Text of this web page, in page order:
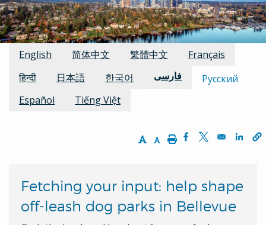
Доступные переводы
English 简体中文 繁體中文
Français
हिन्दी
日本語 한국어 فارسی
Русский
Español
Tiếng Việt
Increase Text Size
Decrease Text Size
PrintOpens in a new
Opens in a
Fetching your input: help shape
off-leash dog parks in Bellevue